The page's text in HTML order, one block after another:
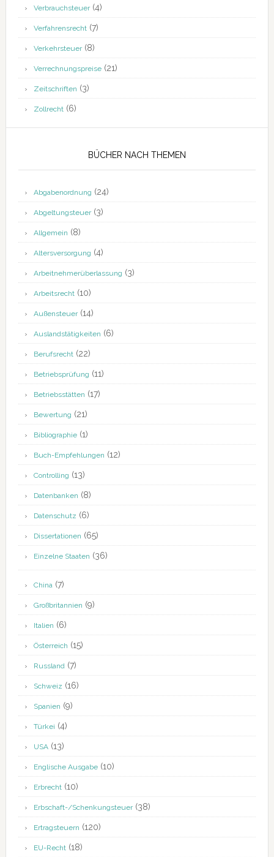
Verbrauchsteuer(4)
Verfahrensrecht(7)
Verkehrsteuer(8)
Verrechnungspreise(21)
Zeitschriften (3)
Zollrecht(6)
BÜCHER NACH THEMEN
Abgabenordnung (24)
Abgeltungsteuer(3)
Allgemein (8)
Altersversorgung (4)
Arbeitnehmerüberlassung (3)
Arbeitsrecht(10)
Außensteuer(14)
Auslandstätigkeiten (6)
Berufsrecht(22)
Betriebsprüfung (11)
Betriebsstätten (17)
Bewertung (21)
Bibliographie(1)
Buch-Empfehlungen (12)
Controlling (13)
Datenbanken (8)
Datenschutz (6)
Dissertationen (65)
Einzelne Staaten (36)
China(7)
Großbritannien (9)
Italien (6)
Österreich (15)
Russland(7)
Schweiz (16)
Spanien (9)
Türkei (4)
USA(13)
Englische Ausgabe(10)
Erbrecht(10)
Erbschaft-/Schenkungsteuer(38)
Ertragsteuern (120)
EU-Recht(18)